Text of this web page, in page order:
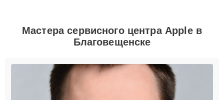
Мастера сервисного центра Apple в
Благовещенске